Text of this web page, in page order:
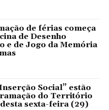
de férias começa
de Desenho
e de Jogo da Memória
Social” estão
do Território
sexta-feira (29)